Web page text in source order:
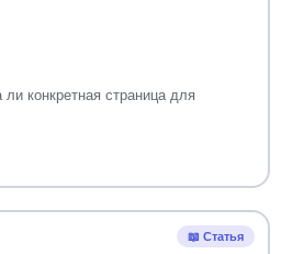
ли конкретная страница для
📖 Статья